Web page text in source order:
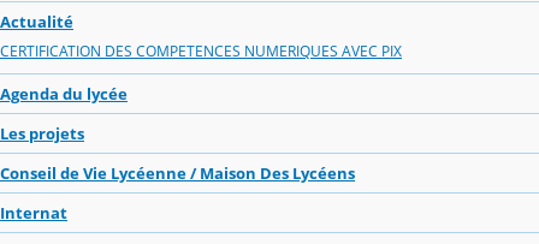
Actualité
CERTIFICATION DES COMPETENCES NUMERIQUES AVEC PIX
Agenda du lycée
Les projets
Conseil de Vie Lycéenne / Maison Des Lycéens
Internat